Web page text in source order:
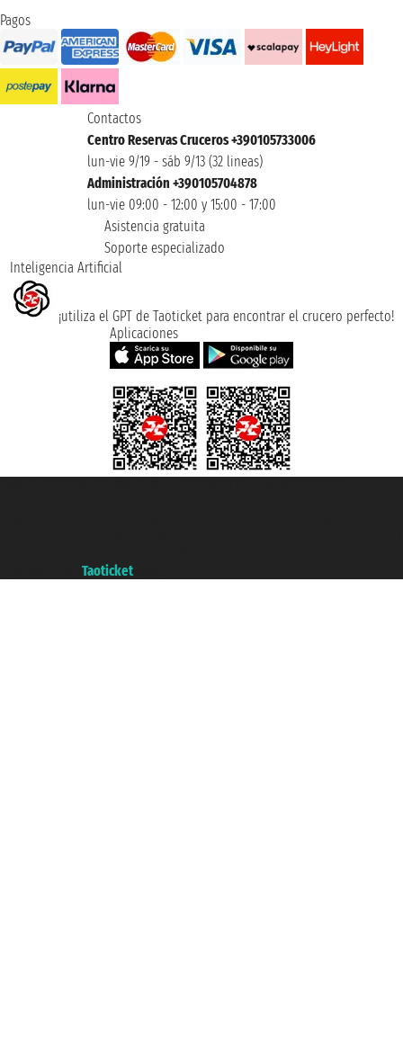
Pagos
Contactos
Centro Reservas Cruceros +390105733006
lun-vie 9/19 - sáb 9/13 (32 lineas)
Administración +390105704878
lun-vie 09:00 - 12:00 y 15:00 - 17:00
Asistencia gratuita
Soporte especializado
Inteligencia Artificial
¡utiliza el GPT de Taoticket para encontrar el crucero perfecto!
Aplicaciones
Taoticket